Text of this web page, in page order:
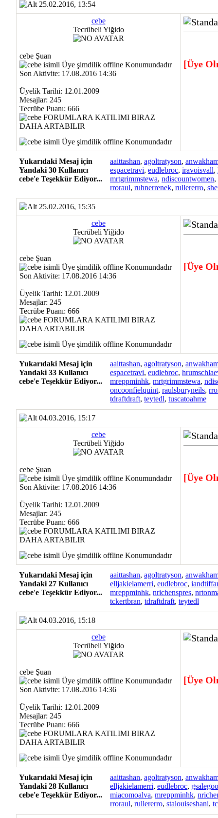
25.02.2016, 13:54
cebe
Tecrübeli Yiğido
cebe Şuan
Son Aktivite: 17.08.2016 14:36
Üyelik Tarihi: 12.01.2009
Mesajlar: 245
Tecrübe Puanı: 666
[Üye
Yukarıdaki Mesaj için
Yandaki 30 Kullanıcı
cebe'e Teşekkür Ediyor...
aaittashan, agoltratyson,
espacetravi, eudlebroc, iravoisvall,
mrtgrimmstewa, ndiscountwomen,
rroraul, ruhnerrenek, rullererro,
25.02.2016, 15:35
cebe
Tecrübeli Yiğido
cebe Şuan
Son Aktivite: 17.08.2016 14:36
Üyelik Tarihi: 12.01.2009
Mesajlar: 245
Tecrübe Puanı: 666
[Üye
Yukarıdaki Mesaj için
Yandaki 33 Kullanıcı
cebe'e Teşekkür Ediyor...
aaittashan, agoltratyson,
espacetravi, eudlebroc,
mreppminhk, mrtgrimmstewa,
oncoonfielquint, raulsburyneils,
tdraftdraft, teytedl, tuscatoahme
04.03.2016, 15:17
cebe
Tecrübeli Yiğido
cebe Şuan
Son Aktivite: 17.08.2016 14:36
Üyelik Tarihi: 12.01.2009
Mesajlar: 245
Tecrübe Puanı: 666
[Üye
Yukarıdaki Mesaj için
Yandaki 27 Kullanıcı
cebe'e Teşekkür Ediyor...
aaittashan, agoltratyson,
elljakielamerri, eudlebroc,
mreppminhk, nrichenspres,
tckertbran, tdraftdraft, teytedl
04.03.2016, 15:18
cebe
Tecrübeli Yiğido
cebe Şuan
Son Aktivite: 17.08.2016 14:36
Üyelik Tarihi: 12.01.2009
Mesajlar: 245
Tecrübe Puanı: 666
[Üye
Yukarıdaki Mesaj için
Yandaki 28 Kullanıcı
cebe'e Teşekkür Ediyor...
aaittashan, agoltratyson,
elljakielamerri, eudlebroc,
miacomoalva, mreppminhk,
rroraul, rullererro, stalouiseshani,